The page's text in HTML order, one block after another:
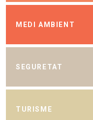
MEDI AMBIENT
SEGURETAT
TURISME